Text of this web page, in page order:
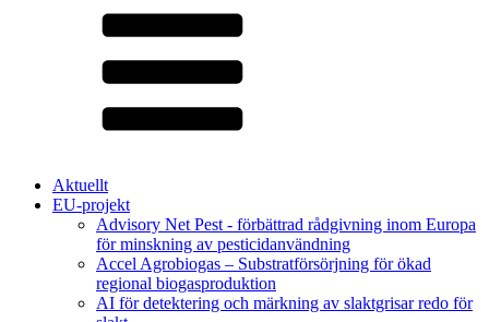
Aktuellt
EU-projekt
Advisory Net Pest - förbättrad rådgivning inom Europa
för minskning av pesticidanvändning
Accel Agrobiogas – Substratförsörjning för ökad
regional biogasproduktion
AI för detektering och märkning av slaktgrisar redo för